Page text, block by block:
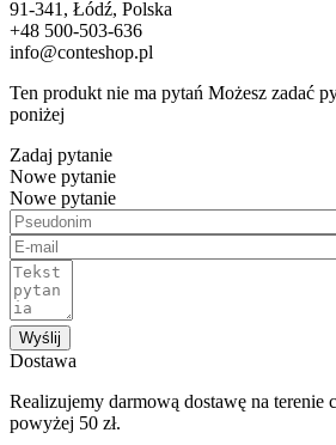
91-341, Łódź, Polska
+48 500-503-636
info@conteshop.pl
Ten produkt nie ma pytań Możesz zadać
poniżej
Zadaj pytanie
Nowe pytanie
Nowe pytanie
Wyślij
Dostawa
Realizujemy darmową dostawę na terenie
powyżej 50 zł.